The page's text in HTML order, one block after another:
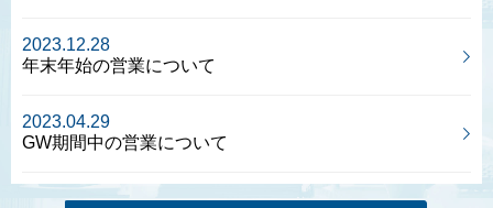
2023.12.28
年末年始の営業について
2023.04.29
GW期間中の営業について